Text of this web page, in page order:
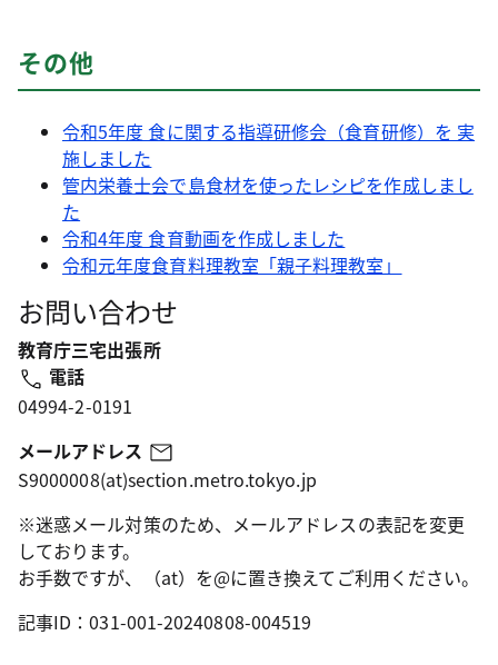
その他
令和5年度 食に関する指導研修会（食育研修）を 実
施しました
管内栄養士会で島食材を使ったレシピを作成しまし
た
令和4年度 食育動画を作成しました
令和元年度食育料理教室「親子料理教室」
お問い合わせ
教育庁三宅出張所
電話
04994-2-0191
メールアドレス
S9000008(at)section.metro.tokyo.jp
※迷惑メール対策のため、メールアドレスの表記を変更
しております。
お手数ですが、（at）を@に置き換えてご利用ください。
記事ID：031-001-20240808-004519